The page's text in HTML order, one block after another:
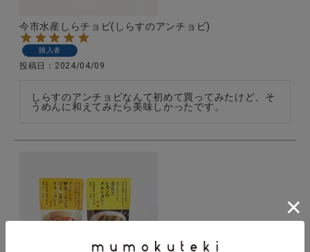
今市水産しらチョビ(しらすのアンチョビ)
購入者
投稿日 2024/04/09
しらすのアンチョビなんて初めて買ってみたけど、そ